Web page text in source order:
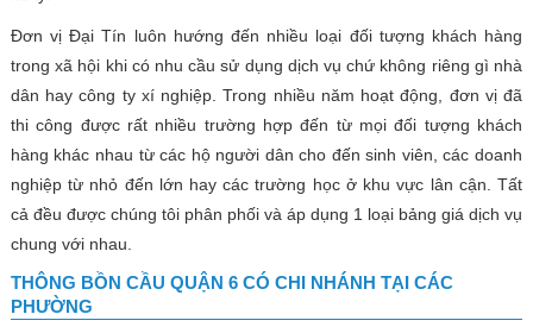
Đơn vị Đại Tín luôn hướng đến nhiều loại đối tượng khách hàng
trong xã hội khi có nhu cầu sử dụng dịch vụ chứ không riêng gì nhà
dân hay công ty xí nghiệp. Trong nhiều năm hoạt động, đơn vị đã
thi công được rất nhiều trường hợp đến từ mọi đối tượng khách
hàng khác nhau từ các hộ người dân cho đến sinh viên, các doanh
nghiệp từ nhỏ đến lớn hay các trường học ở khu vực lân cận. Tất
cả đều được chúng tôi phân phối và áp dụng 1 loại bảng giá dịch vụ
chung với nhau.
THÔNG BỒN CẦU QUẬN 6 CÓ CHI NHÁNH TẠI CÁC
PHƯỜNG